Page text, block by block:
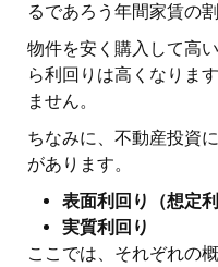
るであろう年間家賃の
物件を安く購入して高
ら利回りは高くなりま
ません。
ちなみに、不動産投資
があります。
表面利回り（想定利
実質利回り
ここでは、それぞれの